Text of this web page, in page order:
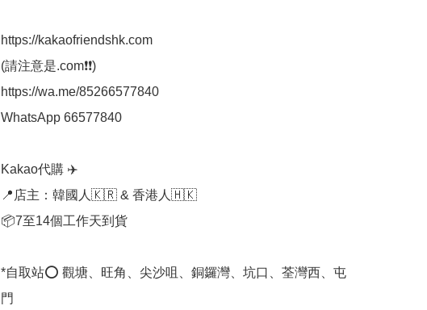
https://kakaofriendshk.com
(請注意是.com❗❗)
https://wa.me/85266577840
WhatsApp 66577840
Kakao代購 ✈️
📍店主：韓國人🇰🇷 & 香港人🇭🇰
📦7至14個工作天到貨
*自取站⭕ 觀塘、旺角、尖沙咀、銅鑼灣、坑口、荃灣西、屯
門